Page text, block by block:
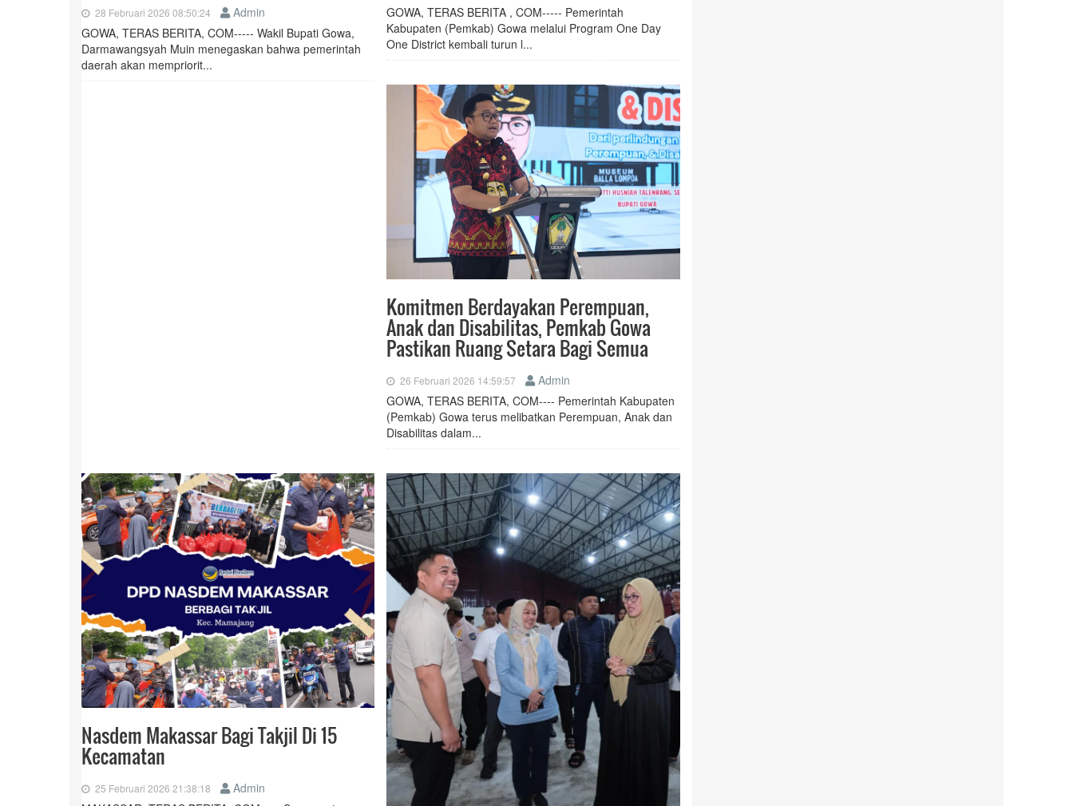
28 Februari 2026 08:50:24
Admin
GOWA, TERAS BERITA, COM----- Wakil Bupati Gowa,
Darmawangsyah Muin menegaskan bahwa pemerintah
daerah akan mempriorit...
GOWA, TERAS BERITA , COM----- Pemerintah
Kabupaten (Pemkab) Gowa melalui Program One Day
One District kembali turun l...
Komitmen Berdayakan Perempuan,
Anak dan Disabilitas, Pemkab Gowa
Pastikan Ruang Setara Bagi Semua
26 Februari 2026 14:59:57
Admin
GOWA, TERAS BERITA, COM---- Pemerintah Kabupaten
(Pemkab) Gowa terus melibatkan Perempuan, Anak dan
Disabilitas dalam...
Nasdem Makassar Bagi Takjil Di 15
Kecamatan
25 Februari 2026 21:38:18
Admin